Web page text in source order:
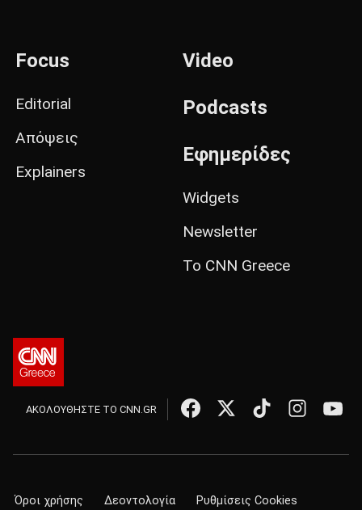
Focus
Editorial
Απόψεις
Explainers
Video
Podcasts
Εφημερίδες
Widgets
Newsletter
Το CNN Greece
ΑΚΟΛΟΥΘΗΣΤΕ ΤΟ CNN.GR
Όροι χρήσης Δεοντολογία Ρυθμίσεις Cookies